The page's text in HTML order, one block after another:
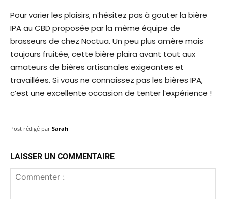
Pour varier les plaisirs, n’hésitez pas à gouter la bière
IPA au CBD proposée par la même équipe de
brasseurs de chez Noctua. Un peu plus amère mais
toujours fruitée, cette bière plaira avant tout aux
amateurs de bières artisanales exigeantes et
travaillées. Si vous ne connaissez pas les bières IPA,
c’est une excellente occasion de tenter l’expérience !
Post rédigé par Sarah
LAISSER UN COMMENTAIRE